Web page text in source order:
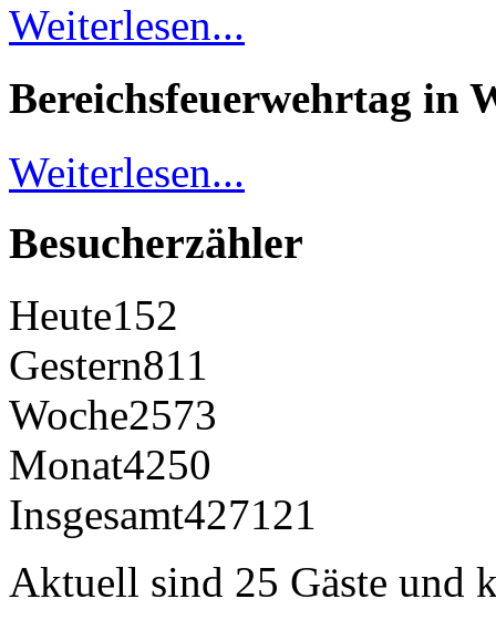
Weiterlesen...
Bereichsfeuerwehrtag in
Weiterlesen...
Besucherzähler
Heute152
Gestern811
Woche2573
Monat4250
Insgesamt427121
Aktuell sind 25 Gäste und